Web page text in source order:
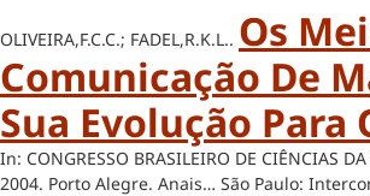
OLIVEIRA,F.C.C.; FADEL,R.K.L.. Os
Comunicação De
Sua Evolução Para
In: CONGRESSO BRASILEIRO DE CIÊNCIAS
2004. Porto Alegre. Anais… São Paulo: